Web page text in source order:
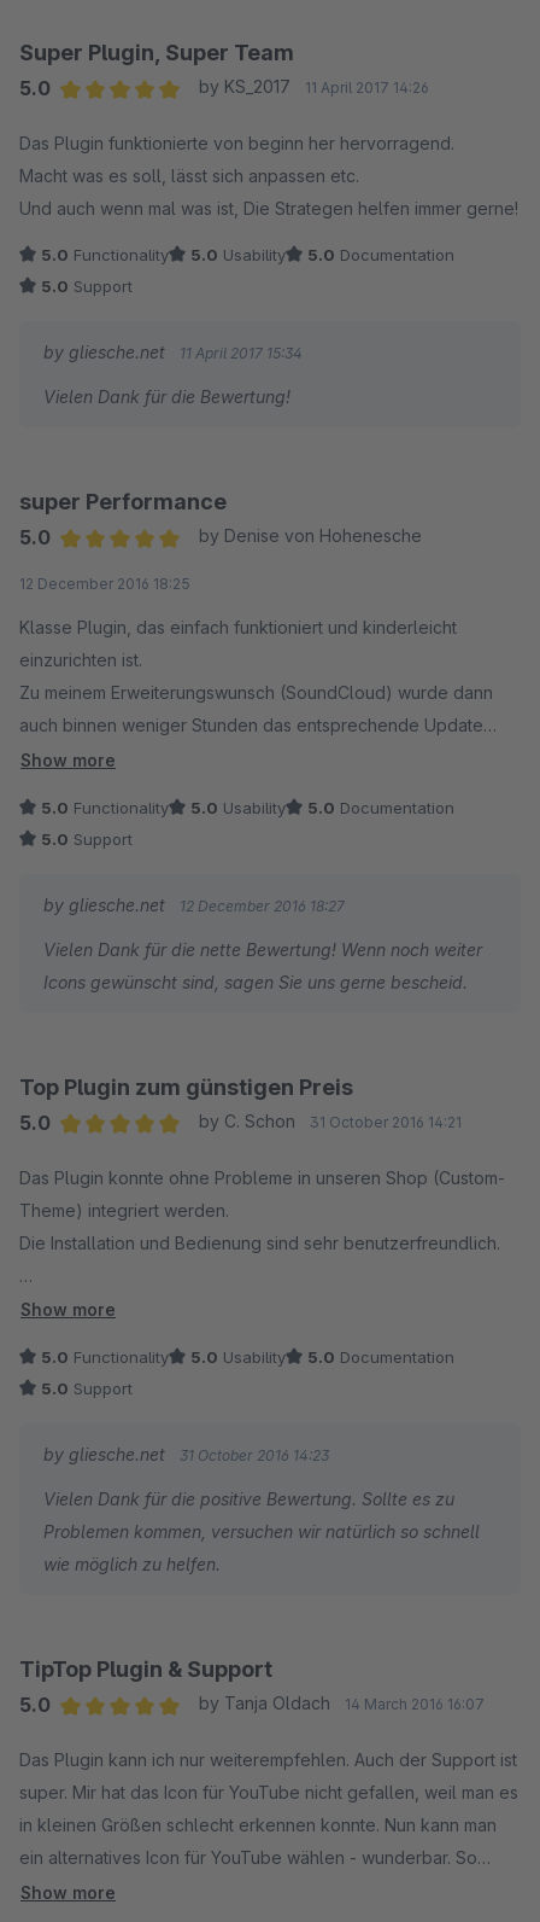
Super Plugin, Super Team
5.0
by KS_2017 11 April 2017 14:26
Das Plugin funktionierte von beginn her hervorragend.
Macht was es soll, lässt sich anpassen etc.
Und auch wenn mal was ist, Die Strategen helfen immer gerne!
5.0 Functionality 5.0 Usability 5.0 Documentation
5.0 Support
by gliesche.net 11 April 2017 15:34
Vielen Dank für die Bewertung!
super Performance
5.0
by Denise von Hohenesche
12 December 2016 18:25
Klasse Plugin, das einfach funktioniert und kinderleicht
einzurichten ist.
Zu meinem Erweiterungswunsch (SoundCloud) wurde dann
auch binnen weniger Stunden das entsprechende Update
erstellt.
Show more
5.0 Functionality 5.0 Usability 5.0 Documentation
5.0 Support
by gliesche.net 12 December 2016 18:27
Vielen Dank für die nette Bewertung! Wenn noch weiter
Icons gewünscht sind, sagen Sie uns gerne bescheid.
Top Plugin zum günstigen Preis
5.0
by C. Schon 31 October 2016 14:21
Das Plugin konnte ohne Probleme in unseren Shop (Custom-
Theme) integriert werden.
Die Installation und Bedienung sind sehr benutzerfreundlich.
Der Support musste nicht in Anspruch genommen werden,
oder Kompatibilitätsprüfungen für die jeweils aktuelle SW-
Das Team von wasser-aktuell.com bedankt sich für das tolle
Plugin! :-)
Show more
5.0 Functionality 5.0 Usability 5.0 Documentation
5.0 Support
by gliesche.net 31 October 2016 14:23
Vielen Dank für die positive Bewertung. Sollte es zu
Problemen kommen, versuchen wir natürlich so schnell
wie möglich zu helfen.
TipTop Plugin & Support
5.0
by Tanja Oldach 14 March 2016 16:07
Das Plugin kann ich nur weiterempfehlen. Auch der Support ist
super. Mir hat das Icon für YouTube nicht gefallen, weil man es
in kleinen Größen schlecht erkennen konnte. Nun kann man
ein alternatives Icon für YouTube wählen - wunderbar. So
macht das Spaß.
Show more